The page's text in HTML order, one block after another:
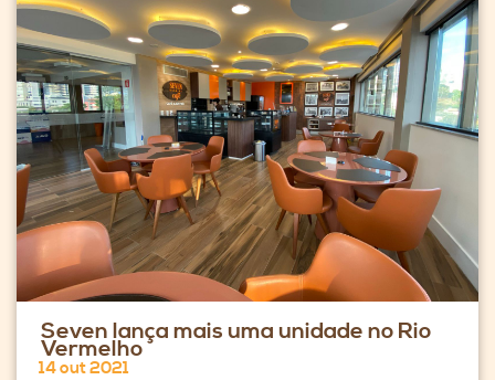
Seven lança mais uma unidade no Rio
Vermelho
14 out 2021